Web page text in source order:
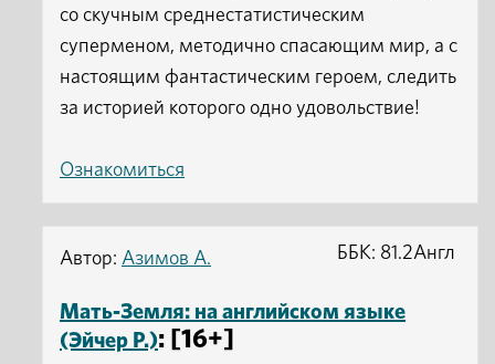
со скучным среднестатистическим
суперменом, методично спасающим мир, а с
настоящим фантастическим героем, следить
за историей которого одно удовольствие!
Ознакомиться
Автор: Азимов А.
Мать-Земля: на английском языке
(Эйчер Р.): [16+]
ББК: 81.2Англ